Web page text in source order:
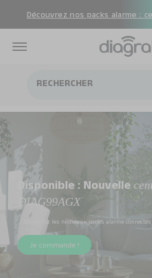
Découvrez nos packs alarme :
Disponible : Nouvelle
DIAG99AGX
Découvrez les nouveaux packs alarme connectés
Je commande !